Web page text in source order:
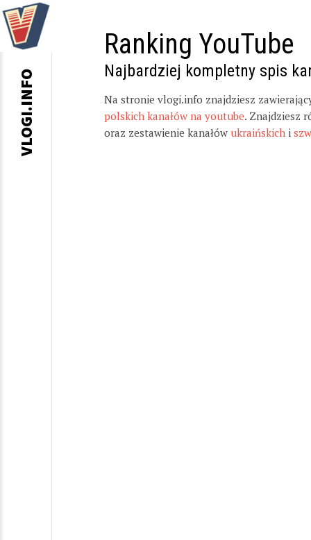
Ranking YouTube
Najbardziej kompletny spis
Na stronie vlogi.info znajdziesz
polskich kanałów na youtube. Znajdziesz
oraz zestawienie kanałów ukraińskich i
VLOGI.INFO